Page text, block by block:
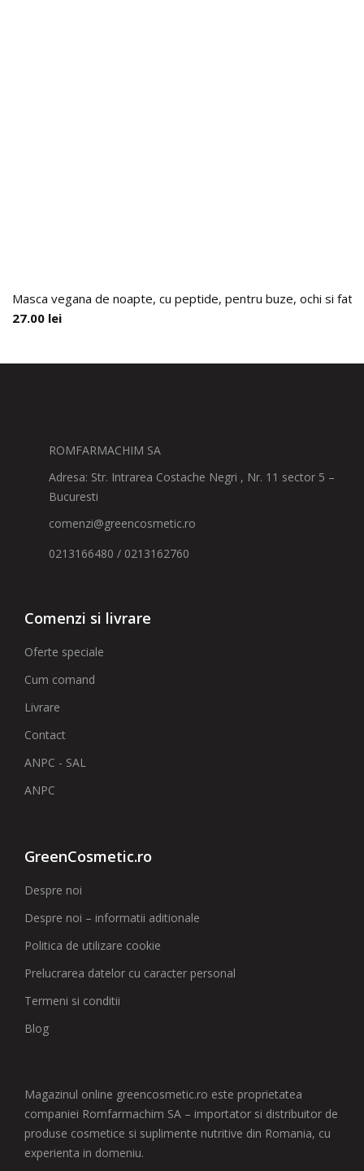
Masca vegana de noapte, cu peptide, pentru buze, ochi si
27.00 lei
ROMFARMACHIM SA
Adresa: Str. Intrarea Costache Negri , Nr. 11 sector 5 –
Bucuresti
comenzi@greencosmetic.ro
0213166480 / 0213162760
Comenzi si livrare
Oferte speciale
Cum comand
Livrare
Contact
ANPC - SAL
ANPC
GreenCosmetic.ro
Despre noi
Despre noi – informatii aditionale
Politica de utilizare cookie
Prelucrarea datelor cu caracter personal
Termeni si conditii
Blog
Magazinul online greencosmetic.ro este proprietatea
companiei Romfarmachim SA – importator si distribuitor de
produse cosmetice si suplimente nutritive din Romania, cu
experienta in domeniu.